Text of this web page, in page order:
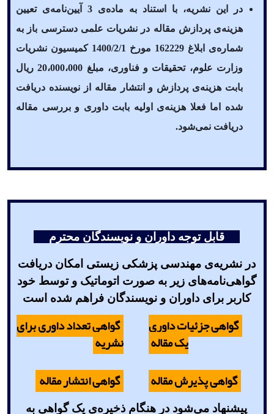
در این نشریه، با استناد به ماده‌ی 3 آیین‌نامه‌ی تعیین
هزینه‌ی پردازش مقاله در نشریات علمی دسترسی باز به
شماره‌ی ابلاغ 162229 مورخ 1400/2/1 کمیسیون نشریات
وزارت علوم، تحقیقات و فناوری، مبلغ 20،000،000 ریال
بابت هزینه‌ی پردازش و انتشار مقاله از نویسنده دریافت
شده اما فعلا هزینه‌ی اولیه بابت داوری و بررسی مقاله
دریافت نمی‌شود.
قابل توجه داوران و نویسندگان محترم
در نشریه‌ی مهندسی پزشکی زیستی امکان دریافت
گواهی‌نامه‌های زیر به صورت اتوماتیک و توسط خود
کاربر برای داوران و نویسندگان فراهم شده است
گواهی جزئیات داوری
یک مقاله
گواهی تعداد داوری برای
نشریه
گواهی پذیرش مقاله
گواهی انتشار مقاله
پیشنهاد می‌شود در هنگام ذخیره‌ی یک گواهی به